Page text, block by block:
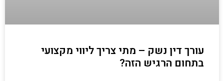
עורך דין נשק – מתי צריך ליווי מקצועי
בתחום הרגיש הזה?